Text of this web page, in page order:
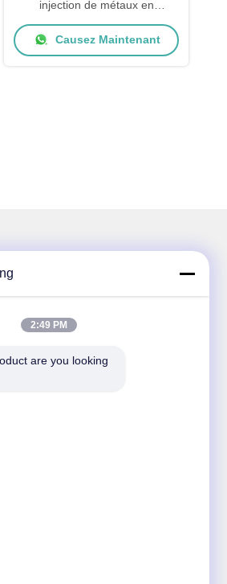
injection de métaux en
métallurgie des poudres Sinter
des pièces métalliques Mim
Causez Maintenant
pour des réductions et plus
2:49 PM
are you looking